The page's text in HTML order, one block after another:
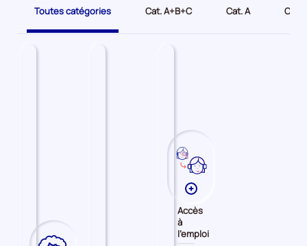
Seniors
Toutes catégories Cat. A+B+C Cat. A Cat.
Plus
de
sur
Accès
à
l'emploi